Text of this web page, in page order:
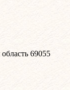
69055